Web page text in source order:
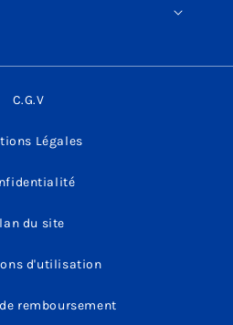
C.G.V
Légales
du site
d'utilisation
remboursement